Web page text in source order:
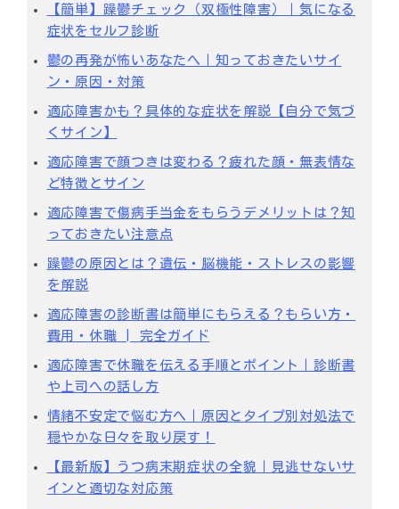
【簡単】躁鬱チェック（双極性障害）｜気になる
症状をセルフ診断
鬱の再発が怖いあなたへ｜知っておきたいサイ
ン・原因・対策
適応障害かも？具体的な症状を解説【自分で気づ
くサイン】
適応障害で顔つきは変わる？疲れた顔・無表情な
ど特徴とサイン
適応障害で傷病手当金をもらうデメリットは？知
っておきたい注意点
躁鬱の原因とは？遺伝・脳機能・ストレスの影響
を解説
適応障害の診断書は簡単にもらえる？もらい方・
費用・休職 | 完全ガイド
適応障害で休職を伝える手順とポイント｜診断書
や上司への話し方
情緒不安定で悩む方へ｜原因とタイプ別対処法で
穏やかな日々を取り戻す！
【最新版】うつ病末期症状の全貌｜見逃せないサ
インと適切な対応策